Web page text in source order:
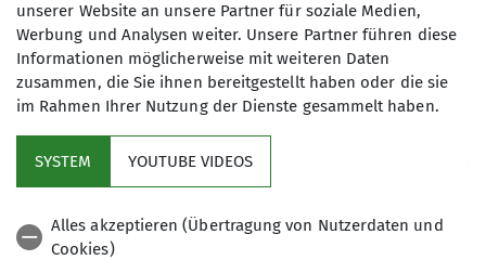
17.02.2026
Mitgliedschaft
Links
unserer Website an unsere Partner für soziale Medien,
Werbung und Analysen weiter. Unsere Partner führen diese
Informationen möglicherweise mit weiteren Daten
zusammen, die Sie ihnen bereitgestellt haben oder die sie
im Rahmen Ihrer Nutzung der Dienste gesammelt haben.
SYSTEM YOUTUBE VIDEOS
Alles akzeptieren (Übertragung von Nutzerdaten und
Cookies)